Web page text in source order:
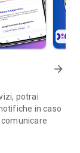
arrow_forward
potrai
in caso